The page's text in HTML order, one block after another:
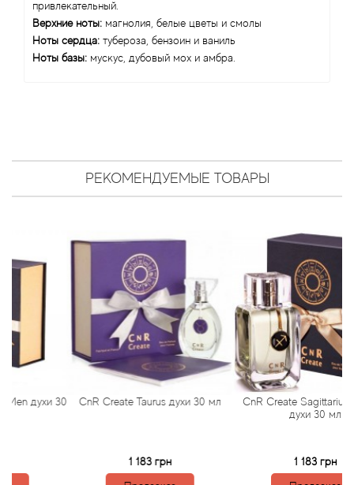
привлекательный.
Верхние ноты: магнолия, белые цветы и смолы
Ноты сердца: тубероза, бензоин и ваниль
Ноты базы: мускус, дубовый мох и амбра.
РЕКОМЕНДУЕМЫЕ ТОВАРЫ
30 CnR Create Taurus духи 30 мл
1 183 грн
CnR Create Sagittarius for
духи 30 мл
1 183 грн
Antonia's Flowers
Antonio Banderas
Aramis
Ariana Grande
Armaf
Armand Basi